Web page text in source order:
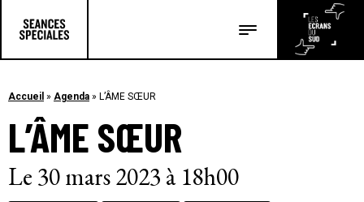
Les articles
Accueil » Agenda » L’ÂME SŒUR
L’ÂME SŒUR
Le 30 mars 2023 à 18h00